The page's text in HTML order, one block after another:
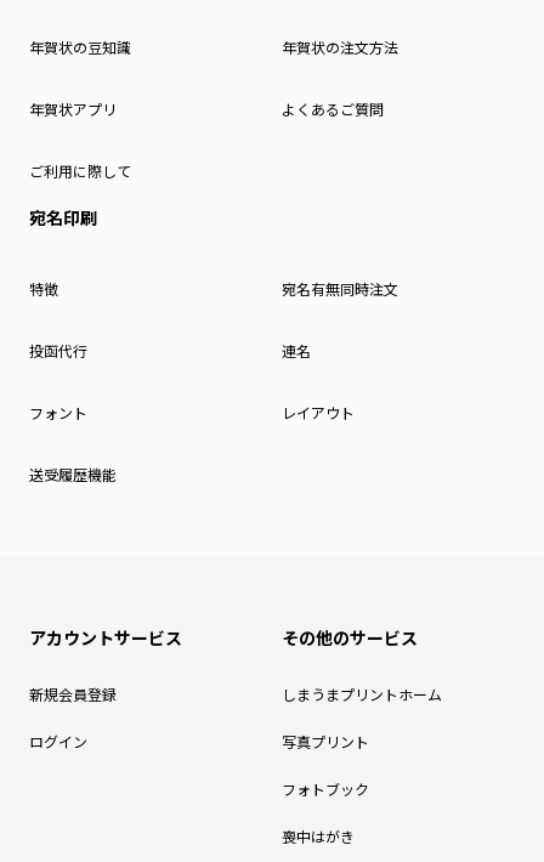
年賀状の豆知識 年賀状の注文方法
年賀状アプリ よくあるご質問
ご利用に際して
宛名印刷
特徴 宛名有無同時注文
投函代行 連名
フォント レイアウト
送受履歴機能
アカウントサービス
新規会員登録
ログイン
その他のサービス
しまうまプリントホーム
写真プリント
フォトブック
喪中はがき